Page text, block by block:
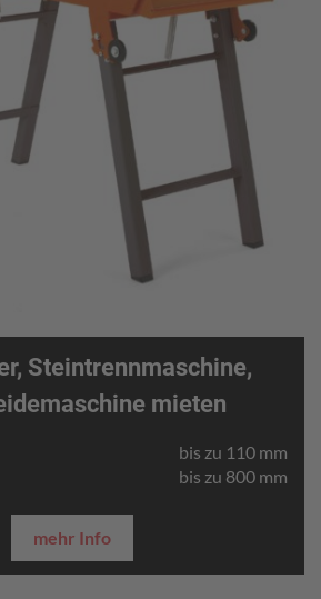
Steintrennmaschine,
mieten
bis zu 110 mm
bis zu 800 mm
mehr Info